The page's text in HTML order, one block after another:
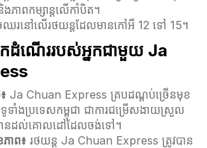
ាពកម្សាន្តលើកាំបិត។
ឈរនៅលើរថយន្តដែលមានកៅអី 12 ទៅ 15។
ដំណើររបស់អ្នកជាមួយ Ja
Ja Chuan Express គ្របដណ្តប់ច្រើនមុខ
ៅទូទាំងប្រទេសកម្ពុជា ជាការជម្រើសងាយស្រួល
ានដល់គោលដៅដែលចង់ទៅ។
ាព៖ រថយន្ត Ja Chuan Express ត្រូវបាន